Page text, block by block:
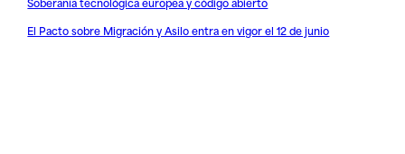
El Pacto sobre Migración y Asilo entra en vigor el 12 de junio